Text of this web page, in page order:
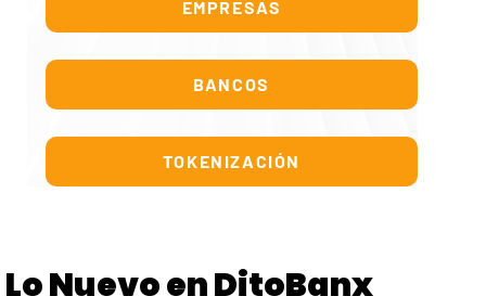
EMPRESAS
BANCOS
TOKENIZACIÓN
Lo Nuevo en DitoBanx